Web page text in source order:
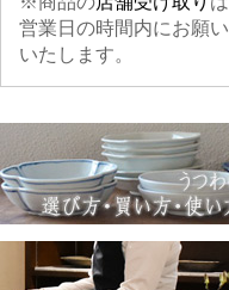
営業日の時間内にお願い
いたします。